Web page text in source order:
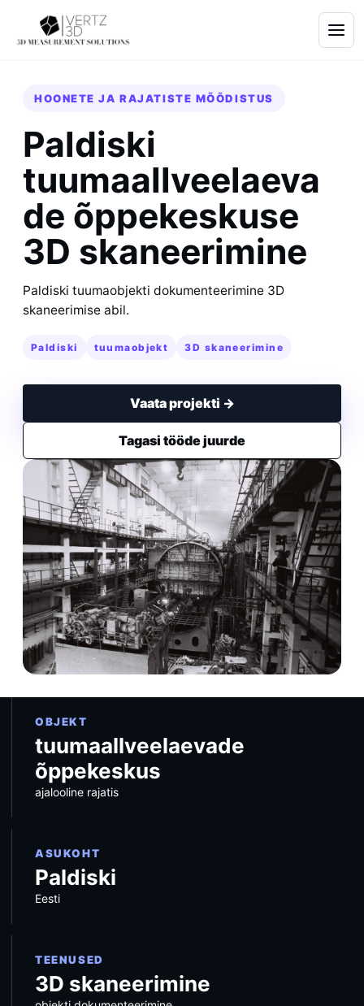
HOONETE JA RAJATISTE MÕÕDISTUS
Paldiski
tuumaallveelaeva
de õppekeskuse
3D skaneerimine
Paldiski tuumaobjekti dokumenteerimine 3D
skaneerimise abil.
Paldiski tuumaobjekt 3D skaneerimine
Vaata projekti →
Tagasi tööde juurde
OBJEKT
tuumaallveelaevade
õppekeskus
ajalooline rajatis
ASUKOHT
Paldiski
Eesti
TEENUSED
3D skaneerimine